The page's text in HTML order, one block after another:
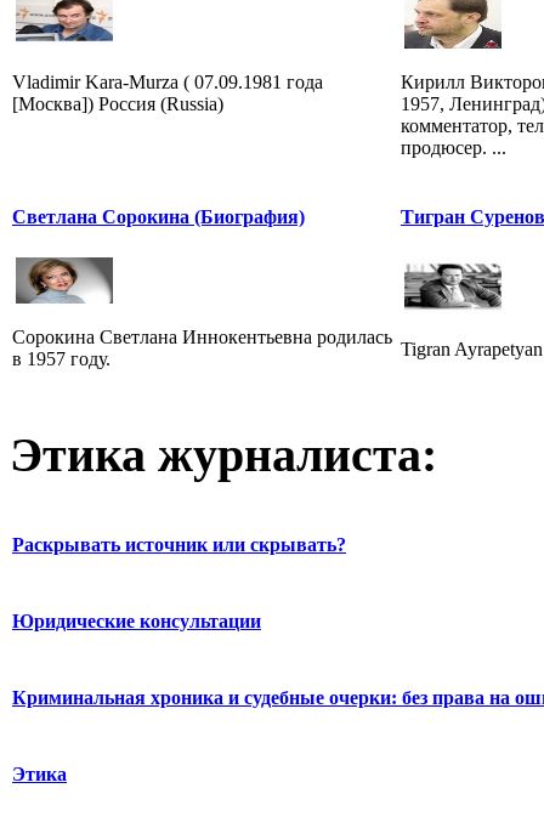
Vladimir Kara-Murza ( 07.09.1981 года
[Москва]) Россия (Russia)
Кирилл
1957,
комментатор,
продюсер. ...
Светлана Сорокина (Биография)
Сорокина Светлана Иннокентьевна родилась
в 1957 году.
Тигран
Tigran
Этика журналиста:
Раскрывать источник или скрывать?
Юридические консультации
Криминальная хроника и судебные очерки: без права на
Этика